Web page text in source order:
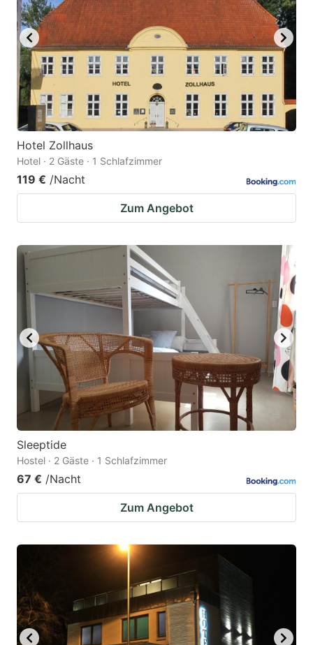
Hotel Zollhaus
Hotel · 2 Gäste · 1 Schlafzimmer
119 € /Nacht
Zum Angebot
Sleeptide
Hostel · 2 Gäste · 1 Schlafzimmer
67 € /Nacht
Zum Angebot